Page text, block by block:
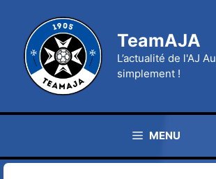
contenu
TeamAJA
L’actualité de l'AJ
simplement !
MENU